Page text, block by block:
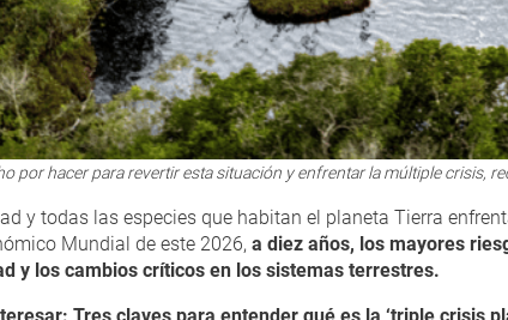
por hacer para revertir esta situación y enfrentar la múltiple crisis,
y todas las especies que habitan el planeta Tierra
Mundial de este 2026, a diez años, los mayores
y los cambios críticos en los sistemas terrestres.